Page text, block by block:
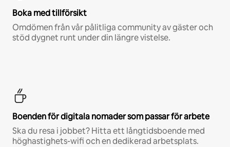
Boka med tillförsikt
Omdömen från vår pålitliga community av gäster och
stöd dygnet runt under din längre vistelse.
Boenden för digitala nomader som passar för arbete
Ska du resa i jobbet? Hitta ett långtidsboende med
höghastighets-wifi och en dedikerad arbetsplats.